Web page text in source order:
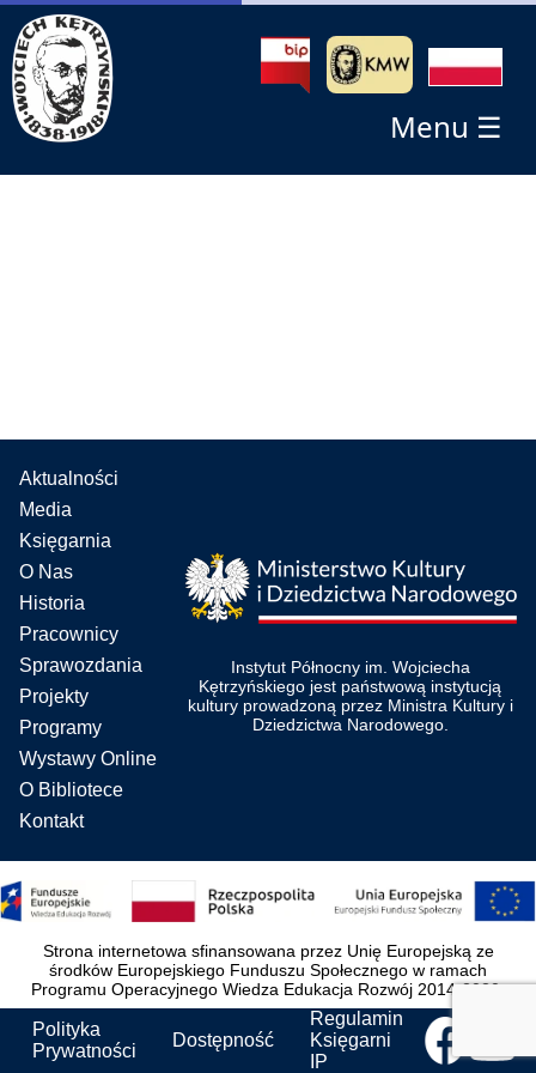
Menu ☰
Aktualności
Media
Księgarnia
O Nas
Historia
Pracownicy
Sprawozdania
Projekty
Programy
Wystawy Online
O Bibliotece
Kontakt
Instytut Północny im. Wojciecha
Kętrzyńskiego jest państwową instytucją
kultury prowadzoną przez Ministra Kultury i
Dziedzictwa Narodowego.
Strona internetowa sfinansowana przez Unię Europejską ze
środków Europejskiego Funduszu Społecznego w ramach
Programu Operacyjnego Wiedza Edukacja Rozwój 2014-2020.
Polityka
Prywatności
Dostępność
Regulamin
Księgarni
IP